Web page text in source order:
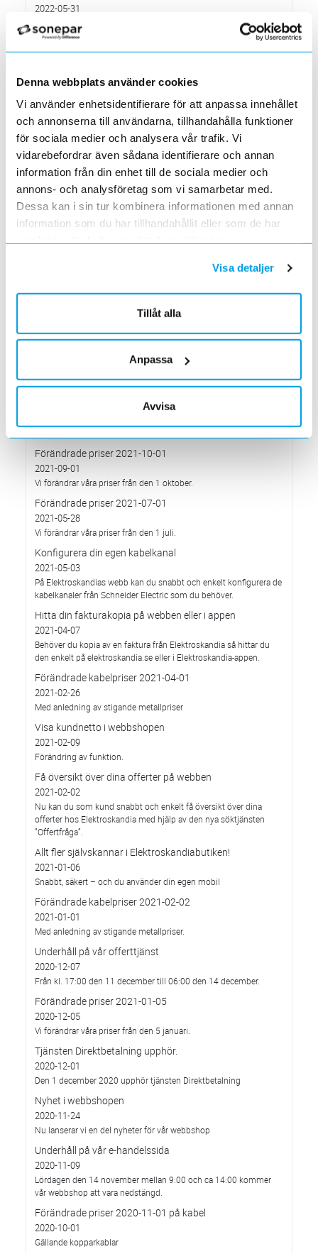
Denna webbplats använder cookies
Vi använder enhetsidentifierare för att anpassa innehållet
och annonserna till användarna, tillhandahålla funktioner
för sociala medier och analysera vår trafik. Vi
vidarebefordrar även sådana identifierare och annan
information från din enhet till de sociala medier och
annons- och analysföretag som vi samarbetar med.
Dessa kan i sin tur kombinera informationen med annan
information som du har tillhandahållit eller som de har
samlat in när du har använt deras tjänster.
Visa detaljer
Tillåt alla
Anpassa
Avvisa
2022-05-31
Förändrade priser 2022-06-30
Grundkurs för installatörer av Charge Amps produkter
En grundläggande certifieringsutbildning för installatörer
Förändrade priser 2022-05-01
2022-03-31
Med anledning av stigande råvarupriser.
Ecovadis ger Elektroskandia högsta betyg inom
hållbarhetsarbete
2022-03-21
Det oberoende analysföretaget Ecovadis har tilldelat
hållbarhetsarbete.
Med anledning av Rysslands invasion av Ukraina
har Elektroskandia adresserat och tagit avstånd från alla
pågående affärsrelationer med Ryssland & Belarus.
2022-03-01
Med anledning av stigande komponent- och metallpriser.
Prisavisering per den 4:e januari 2022
Med anledning av rådande omvärldsläge så justerar
Förändrade priser 2021-10-01
2021-09-01
Vi förändrar våra priser från den 1 oktober.
Förändrade priser 2021-07-01
2021-05-28
Vi förändrar våra priser från den 1 juli.
Konfigurera din egen kabelkanal
2021-05-03
På Elektroskandias webb kan du snabbt och enkelt konfigurera de
kabelkanaler från Schneider Electric som du behöver.
Hitta din fakturakopia på webben eller i appen
2021-04-07
Behöver du kopia av en faktura från Elektroskandia så hittar du
den enkelt på elektroskandia.se eller i Elektro­skandia-appen.
Förändrade kabelpriser 2021-04-01
2021-02-26
Med anledning av stigande metallpriser
Visa kundnetto i webbshopen
2021-02-09
Förändring av funktion.
Få översikt över dina offerter på webben
2021-02-02
Nu kan du som kund snabbt och enkelt få översikt över dina
offerter hos Elektroskandia med hjälp av den nya söktjänsten
”Offertfråga”.
Allt fler självskannar i Elektroskandiabutiken!
2021-01-06
Snabbt, säkert – och du använder din egen mobil
Förändrade kabelpriser 2021-02-02
2021-01-01
Med anledning av stigande metallpriser.
Underhåll på vår offerttjänst
2020-12-07
Från kl. 17:00 den 11 december till 06:00 den 14 december.
Förändrade priser 2021-01-05
2020-12-05
Vi förändrar våra priser från den 5 januari.
Tjänsten Direktbetalning upphör.
2020-12-01
Den 1 december 2020 upphör tjänsten Direktbetalning
Nyhet i webbshopen
2020-11-24
Nu lanserar vi en del nyheter för vår webbshop
Underhåll på vår e-handelssida
2020-11-09
Lördagen den 14 november mellan 9:00 och ca 14:00 kommer
vår webbshop att vara nedstängd.
Förändrade priser 2020-11-01 på kabel
2020-10-01
Gällande kopparkablar